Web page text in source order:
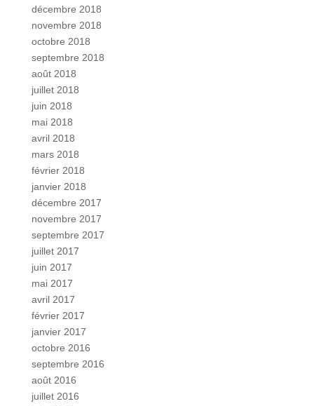
décembre 2018
novembre 2018
octobre 2018
septembre 2018
août 2018
juillet 2018
juin 2018
mai 2018
avril 2018
mars 2018
février 2018
janvier 2018
décembre 2017
novembre 2017
septembre 2017
juillet 2017
juin 2017
mai 2017
avril 2017
février 2017
janvier 2017
octobre 2016
septembre 2016
août 2016
juillet 2016